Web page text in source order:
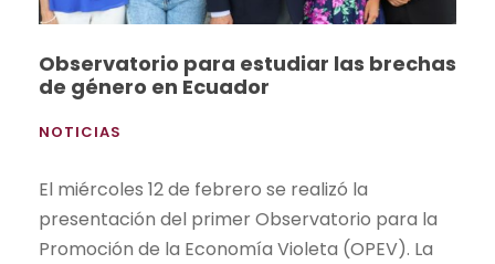
Observatorio para estudiar las brechas
de género en Ecuador
NOTICIAS
El miércoles 12 de febrero se realizó la
presentación del primer Observatorio para la
Promoción de la Economía Violeta (OPEV). La